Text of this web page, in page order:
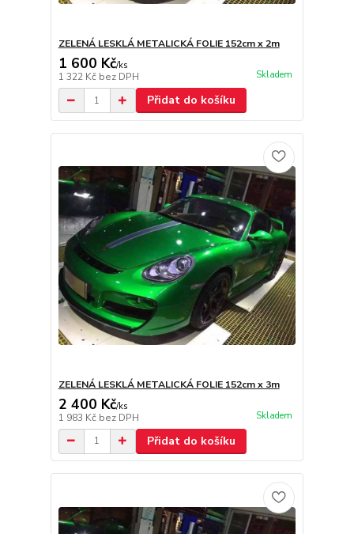
ZELENÁ LESKLÁ METALICKÁ FOLIE 152cm x 2m
1 600 Kč/ks
1 322 Kč bez DPH Skladem
Přidat do košíku
ZELENÁ LESKLÁ METALICKÁ FOLIE 152cm x 3m
2 400 Kč/ks
1 983 Kč bez DPH Skladem
Přidat do košíku